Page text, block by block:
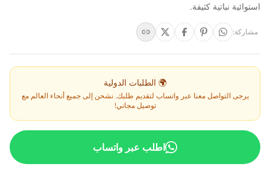
استوائية نباتية كثيفة.
مشاركة:
🌍 الطلبات الدولية
يرجى التواصل معنا عبر واتساب لتقديم طلبك. نشحن إلى جميع أنحاء العالم مع
توصيل مجاني!
اطلب عبر واتساب